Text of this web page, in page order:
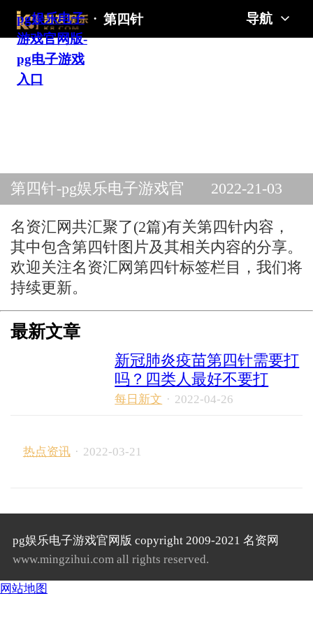
pg娱乐电子
游戏官网版-
pg电子游戏
入口
· 第四针 导航
第四针-pg娱乐电子游戏官
网版
2022-21-03
名资汇网共汇聚了(2篇)有关第四针内容，
其中包含第四针图片及其相关内容的分享。
欢迎关注名资汇网第四针标签栏目，我们将
持续更新。
最新文章
新冠肺炎疫苗第四针需要打
吗？四类人最好不要打
每日新文 · 2022-04-26
热点资讯 · 2022-03-21
pg娱乐电子游戏官网版 copyright 2009-2021 名资网
www.mingzihui.com all rights reserved.
网站地图